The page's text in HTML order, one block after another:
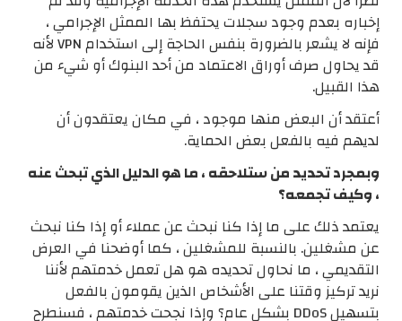
إخباره بعدم وجود سجلات يحتفظ بها الممثل الإجرامي ،
فإنه لا يشعر بالضرورة بنفس الحاجة إلى استخدام VPN لأنه
قد يحاول صرف أوراق الاعتماد من أحد البنوك أو شيء من
هذا القبيل.
أعتقد أن البعض منها موجود ، في مكان يعتقدون أن
لديهم فيه بالفعل بعض الحماية.
وبمجرد تحديد من ستلاحقه ، ما هو الدليل الذي تبحث عنه
، وكيف تجمعه؟
يعتمد ذلك على ما إذا كنا نبحث عن عملاء أو إذا كنا نبحث
عن مشغلين. بالنسبة للمشغلين ، كما أوضحنا في العرض
التقديمي ، ما نحاول تحديده هو هل تعمل خدمتهم لأننا
نريد تركيز وقتنا على الأشخاص الذين يقومون بالفعل
بتسهيل DDoS بشكل عام؟ وإذا نجحت خدمتهم ، فسنطرح